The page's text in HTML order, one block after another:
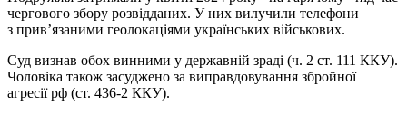
чергового збору розвідданих. У них вилучили телефони
з прив’язаними геолокаціями українських військових.
Суд визнав обох винними у державній зраді (ч. 2 ст. 111 ККУ).
Чоловіка також засуджено за виправдовування збройної
агресії рф (ст. 436-2 ККУ).